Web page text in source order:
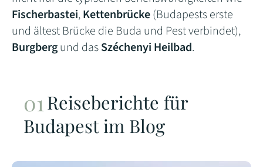
Fischerbastei,Kettenbrücke(Budapests erste
und ältest Brücke die Buda und Pest verbindet),
Burgbergund dasSzéchenyi Heilbad.
Reiseberichte für
Budapest im Blog